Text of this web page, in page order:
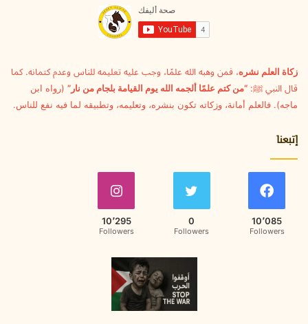
و
ن
ي
زكاة العلم نشره، فمن وهبه الله علمًا، وجب عليه تعليمه للناس وعدم كتمانه. كما
قال النبي ﷺ: “من كتم علمًا ألجمه الله يوم القيامة بلجام من نار” (رواه ابن
ماجه). فالعلم أمانة، وزكاته تكون بنشره، وتعليمه، وتطبيقه لما فيه نفع للناس.
إتبعنا
10٬085
Followers
0
Followers
10٬295
Followers